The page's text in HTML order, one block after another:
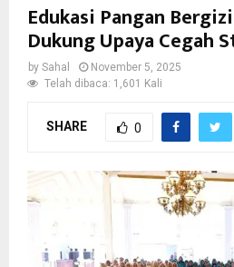
Edukasi Pangan
Dukung Upaya Cegah
by Sahal
November 5, 2025
Telah dibaca: 1,601 Kali
SHARE 0